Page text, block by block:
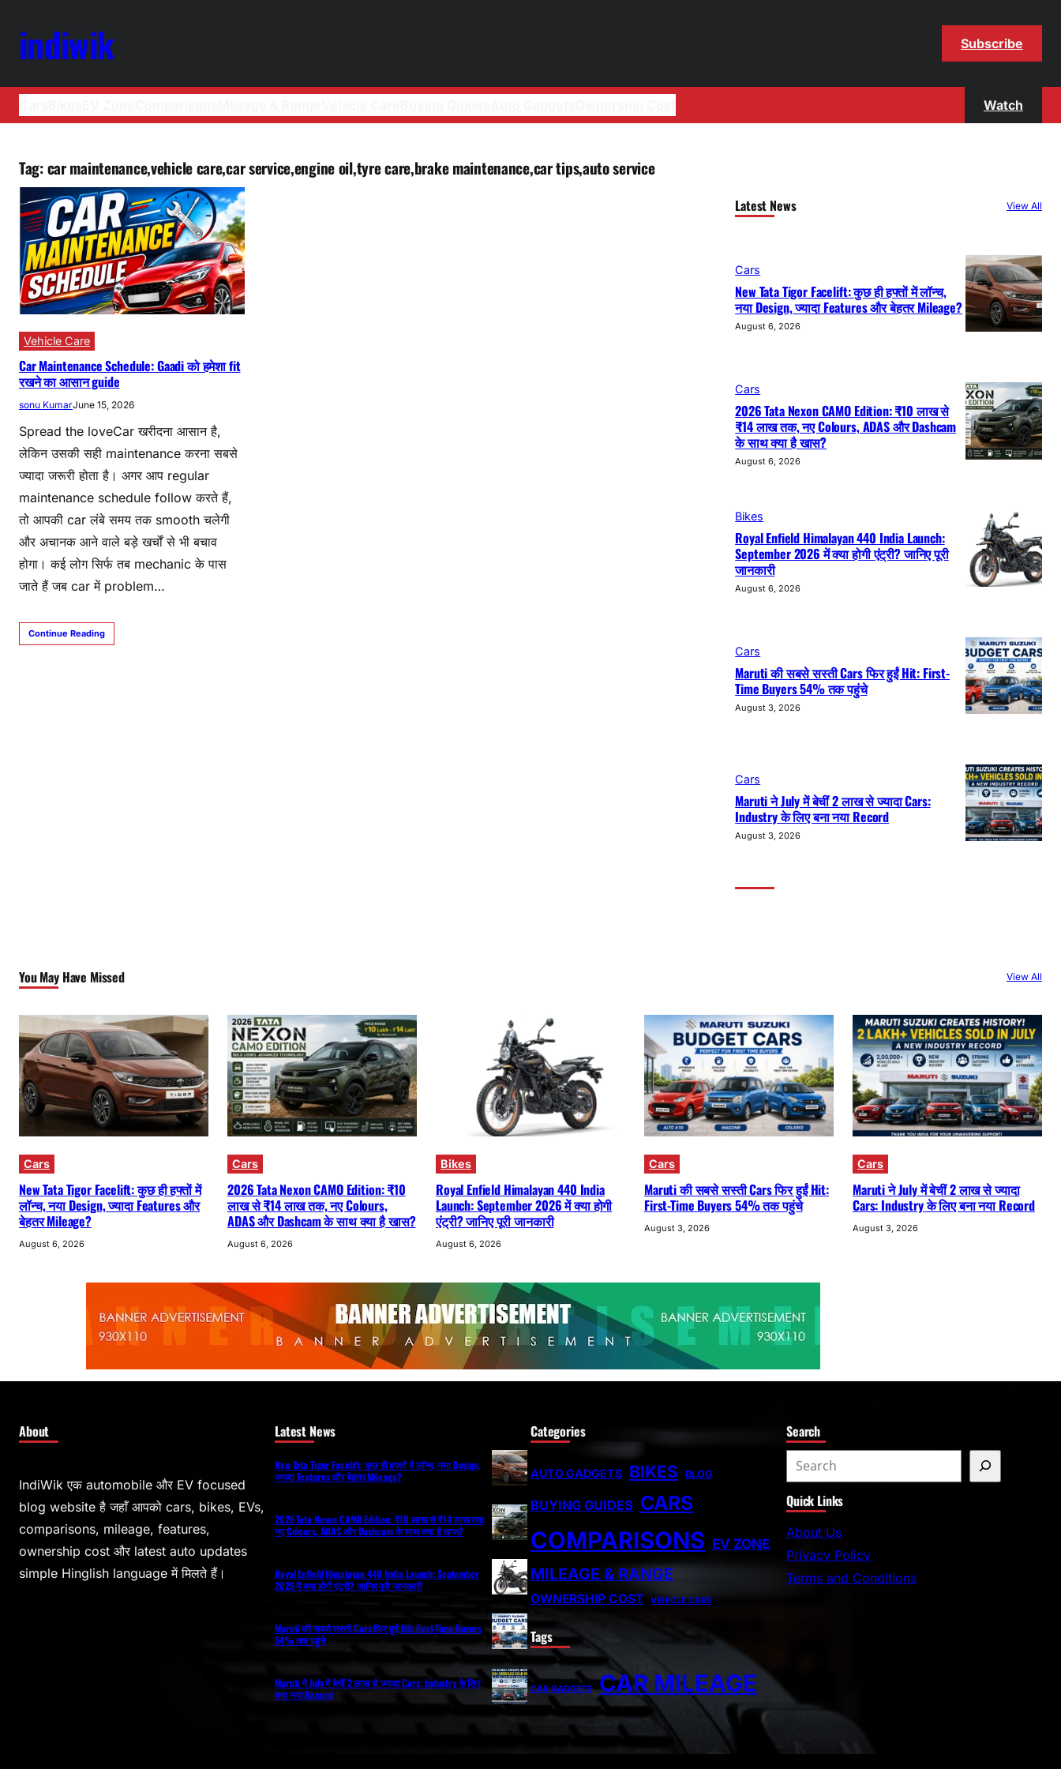
indiwik Subscribe
Watch
Tag:car maintenance,vehicle care,car service,engine oil,tyre care,brake maintenance,car tips,auto service
Vehicle Care
Car Maintenance Schedule: Gaadi को हमेशा fit
रखने का आसान guide
sonu KumarJune 15, 2026
Spread the loveCar खरीदना आसान है,
लेकिन उसकी सही maintenance करना सबसे
ज्यादा जरूरी होता है। अगर आप regular
maintenance schedule follow करते हैं,
तो आपकी car लंबे समय तक smooth चलेगी
और अचानक आने वाले बड़े खर्चों से भी बचाव
होगा। कई लोग सिर्फ तब mechanic के पास
जाते हैं जब car में problem…
Continue Reading
Latest News View All
Cars
New Tata Tigor Facelift: कुछ ही हफ्तों में लॉन्च,
नया Design, ज्यादा Features और बेहतर Mileage?
August 6, 2026
Cars
2026 Tata Nexon CAMO Edition: ₹10 लाख से
₹14 लाख तक, नए Colours, ADAS और Dashcam
के साथ क्या है खास?
August 6, 2026
Bikes
Royal Enfield Himalayan 440 India Launch:
September 2026 में क्या होगी एंट्री? जानिए पूरी
जानकारी
August 6, 2026
Cars
Maruti की सबसे सस्ती Cars फिर हुईं Hit: First-
Time Buyers 54% तक पहुंचे
August 3, 2026
Cars
Maruti ने July में बेचीं 2 लाख से ज्यादा Cars:
Industry के लिए बना नया Record
August 3, 2026
You May Have Missed View All
Cars
New Tata Tigor Facelift: कुछ ही हफ्तों में
लॉन्च, नया Design, ज्यादा Features और
बेहतर Mileage?
August 6, 2026
Cars
2026 Tata Nexon CAMO Edition: ₹10
लाख से ₹14 लाख तक, नए Colours,
ADAS और Dashcam के साथ क्या है खास?
August 6, 2026
Bikes
Royal Enfield Himalayan 440 India
Launch: September 2026 में क्या होगी
एंट्री? जानिए पूरी जानकारी
August 6, 2026
Cars
Maruti की सबसे सस्ती Cars फिर हुईं Hit:
First-Time Buyers 54% तक पहुंचे
August 3, 2026
Cars
Maruti ने July में बेचीं 2 लाख से ज्यादा
Cars: Industry के लिए बना नया Record
August 3, 2026
About
IndiWik एक automobile और EV focused
blog website है जहाँ आपको cars, bikes, EVs,
comparisons, mileage, features,
ownership cost और latest auto updates
simple Hinglish language में मिलते हैं।
Latest News
New Tata Tigor Facelift: कुछ ही हफ्तों में लॉन्च, नया Design,
ज्यादा Features और बेहतर Mileage?
2026 Tata Nexon CAMO Edition: ₹10 लाख से ₹14 लाख तक,
नए Colours, ADAS और Dashcam के साथ क्या है खास?
Royal Enfield Himalayan 440 India Launch: September
2026 में क्या होगी एंट्री? जानिए पूरी जानकारी
Maruti की सबसे सस्ती Cars फिर हुईं Hit: First-Time Buyers
54% तक पहुंचे
Maruti ने July में बेचीं 2 लाख से ज्यादा Cars: Industry के लिए
बना नया Record
Categories
AUTO GADGETS BIKES BLOG
BUYING GUIDES CARS
COMPARISONS EV ZONE
MILEAGE & RANGE
OWNERSHIP COST VEHICLE CARE
Tags
CAR GADGETS CAR MILEAGE
Search
Quick Links
About Us
Privacy Policy
Terms and Conditions